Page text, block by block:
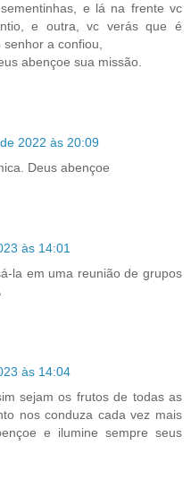
e lá na frente vc
e outra, vc verás que é
a confiou,
abençoe sua missão.
2022 às 20:09
Deus abençoe
às 14:01
la em uma reunião de grupos
às 14:04
sejam os frutos de todas as
nos conduza cada vez mais
e ilumine sempre seus